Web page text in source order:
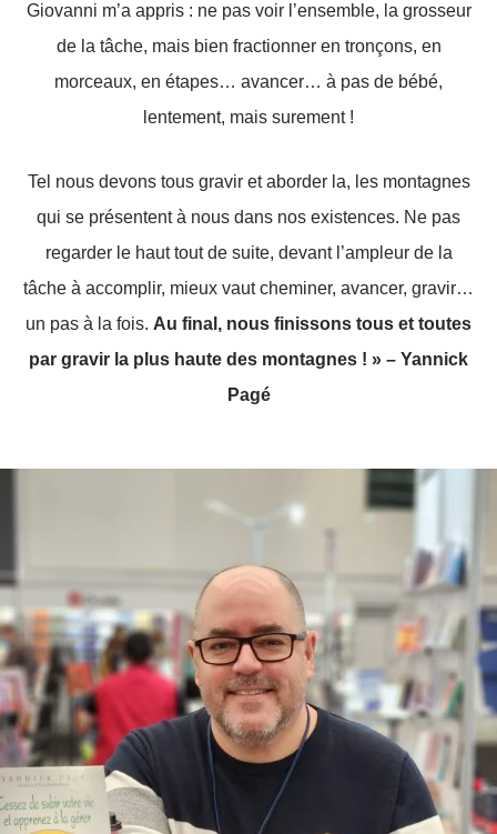
Giovanni m’a appris : ne pas voir l’ensemble, la grosseur
de la tâche, mais bien fractionner en tronçons, en
morceaux, en étapes… avancer… à pas de bébé,
lentement, mais surement !
Tel nous devons tous gravir et aborder la, les montagnes
qui se présentent à nous dans nos existences. Ne pas
regarder le haut tout de suite, devant l’ampleur de la
tâche à accomplir, mieux vaut cheminer, avancer, gravir…
un pas à la fois. Au final, nous finissons tous et toutes
par gravir la plus haute des montagnes ! » – Yannick
Pagé